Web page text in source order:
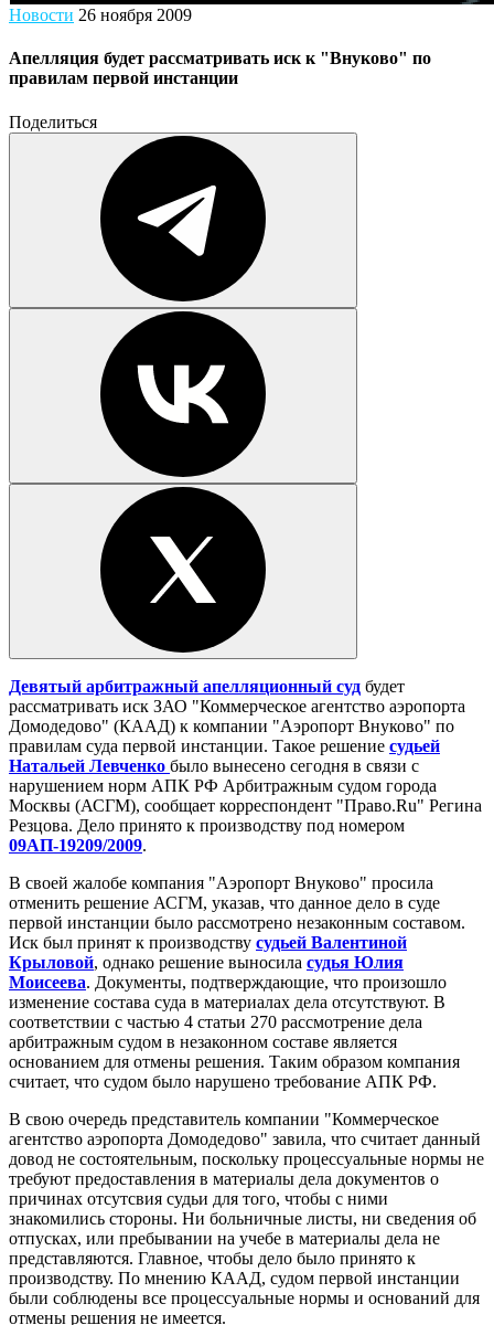
Новости 26 ноября 2009
Апелляция будет рассматривать иск к "Внуково" по
правилам первой инстанции
Поделиться
Девятый арбитражный апелляционный суд будет
рассматривать иск ЗАО "Коммерческое агентство аэропорта
Домодедово" (КААД) к компании "Аэропорт Внуково" по
правилам суда первой инстанции. Такое решение судьей
Натальей Левченко было вынесено сегодня в связи с
нарушением норм АПК РФ Арбитражным судом города
Москвы (АСГМ), сообщает корреспондент "Право.Ru" Регина
Резцова. Дело принято к производству под номером
09АП-19209/2009.
В своей жалобе компания "Аэропорт Внуково" просила
отменить решение АСГМ, указав, что данное дело в суде
первой инстанции было рассмотрено незаконным составом.
Иск был принят к производству судьей Валентиной
Крыловой, однако решение выносила судья Юлия
Моисеева. Документы, подтверждающие, что произошло
изменение состава суда в материалах дела отсутствуют. В
соответствии с частью 4 статьи 270 рассмотрение дела
арбитражным судом в незаконном составе является
основанием для отмены решения. Таким образом компания
считает, что судом было нарушено требование АПК РФ.
В свою очередь представитель компании "Коммерческое
агентство аэропорта Домодедово" завила, что считает данный
довод не состоятельным, поскольку процессуальные нормы не
требуют предоставления в материалы дела документов о
причинах отсутсвия судьи для того, чтобы с ними
знакомились стороны. Ни больничные листы, ни сведения об
отпусках, или пребывании на учебе в материалы дела не
представляются. Главное, чтобы дело было принято к
производству. По мнению КААД, судом первой инстанции
были соблюдены все процессуальные нормы и оснований для
отмены решения не имеется.